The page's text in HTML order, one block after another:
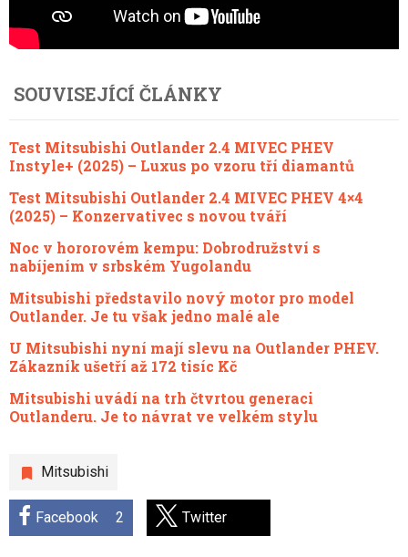
Mitsubishi
Facebook 2 Twitter
SOUVISEJÍCÍ ČLÁNKY
Test Mitsubishi Outlander 2.4 MIVEC PHEV
Instyle+ (2025) – Luxus po vzoru tří diamantů
Test Mitsubishi Outlander 2.4 MIVEC PHEV 4×4
(2025) – Konzervativec s novou tváří
Noc v hororovém kempu: Dobrodružství s
nabíjením v srbském Yugolandu
Mitsubishi představilo nový motor pro model
Outlander. Je tu však jedno malé ale
U Mitsubishi nyní mají slevu na Outlander PHEV.
Zákazník ušetří až 172 tisíc Kč
Mitsubishi uvádí na trh čtvrtou generaci
Outlanderu. Je to návrat ve velkém stylu